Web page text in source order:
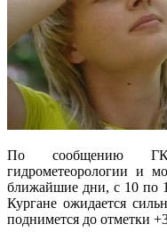
По сообщению
гидрометеорологии и
ближайшие дни, с 10 по
Кургане ожидается
поднимется до отметки